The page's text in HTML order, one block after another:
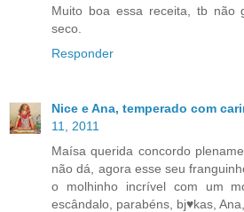
Muito boa essa receita, tb não
seco.
Responder
Nice e Ana, temperado com
11, 2011
Maísa querida concordo
não dá, agora esse seu
o molhinho incrível com um
escândalo, parabéns, bj♥kas, Ana,